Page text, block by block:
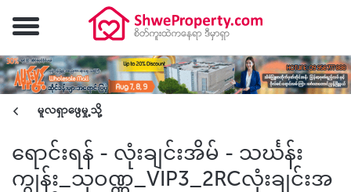
ရောင်းရန် - လုံးချင်းအိမ် - သင်္ဃန်း
ကျွန်း_သုဝဏ္ဏ_VIP3_2RCလုံးချင်းအ
မူလရှာဖွေမှု့သို့